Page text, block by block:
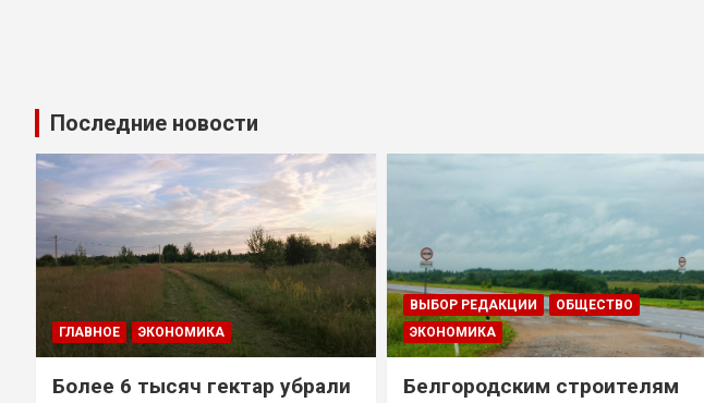
Последние новости
ГЛАВНОЕ ЭКОНОМИКА
Более 6 тысяч гектар убрали
ВЫБОР РЕДАКЦИИ
ОБЩЕСТВО
ЭКОНОМИКА
Белгородским строителям